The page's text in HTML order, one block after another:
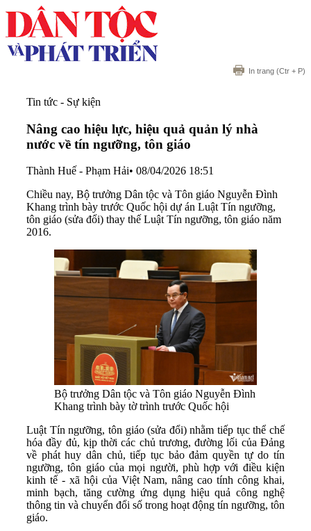
In trang (Ctr + P)
Tin tức - Sự kiện
Nâng cao hiệu lực, hiệu quả quản lý nhà
nước về tín ngưỡng, tôn giáo
Thành Huế - Phạm Hải• 08/04/2026 18:51
Chiều nay, Bộ trưởng Dân tộc và Tôn giáo Nguyễn Đình
Khang trình bày trước Quốc hội dự án Luật Tín ngưỡng,
tôn giáo (sửa đổi) thay thế Luật Tín ngưỡng, tôn giáo năm
2016.
Bộ trưởng Dân tộc và Tôn giáo Nguyễn Đình
Khang trình bày tờ trình trước Quốc hội
Luật Tín ngưỡng, tôn giáo (sửa đổi) nhằm tiếp tục thể chế
hóa đầy đủ, kịp thời các chủ trương, đường lối của Đảng
về phát huy dân chủ, tiếp tục bảo đảm quyền tự do tín
ngưỡng, tôn giáo của mọi người, phù hợp với điều kiện
kinh tế - xã hội của Việt Nam, nâng cao tính công khai,
minh bạch, tăng cường ứng dụng hiệu quả công nghệ
thông tin và chuyển đổi số trong hoạt động tín ngưỡng, tôn
giáo.